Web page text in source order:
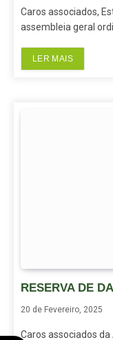
Caros associados,
assembleia geral
LER MAIS
RESERVA DE
20 de Fevereiro, 2025
Caros associados da